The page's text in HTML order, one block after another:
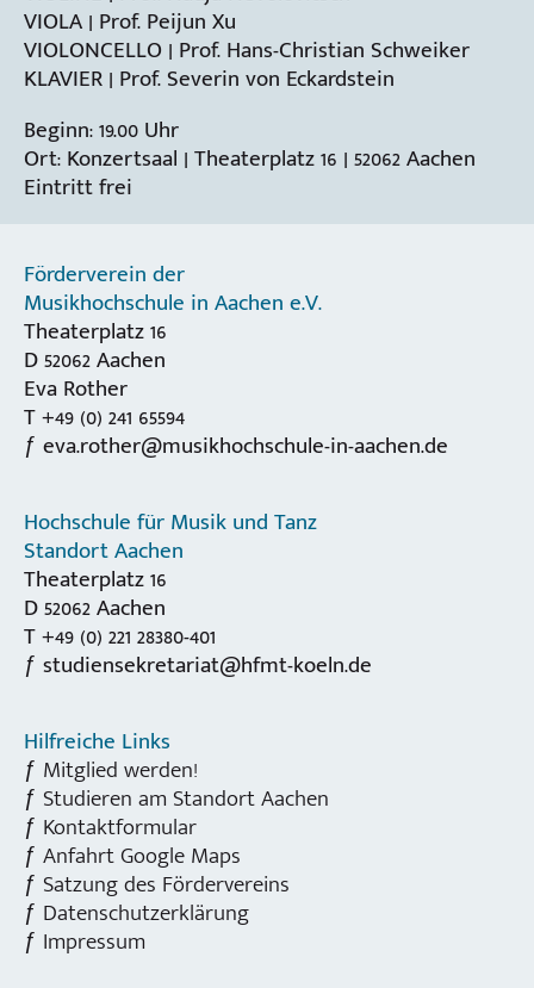
VIOLA | Prof. Peijun Xu
VIOLONCELLO | Prof. Hans-Christian Schweiker
KLAVIER | Prof. Severin von Eckardstein
Beginn: 19.00 Uhr
Ort: Konzertsaal | Theaterplatz 16 | 52062 Aachen
Eintritt frei
Förderverein der
Musikhochschule in Aachen e.V.
Theaterplatz 16
D 52062 Aachen
Eva Rother
T +49 (0) 241 65594
eva.rother@musikhochschule-in-aachen.de
Hochschule für Musik und Tanz
Standort Aachen
Theaterplatz 16
D 52062 Aachen
T +49 (0) 221 28380-401
studiensekretariat@hfmt-koeln.de
Hilfreiche Links
Mitglied werden!
Studieren am Standort Aachen
Kontaktformular
Anfahrt Google Maps
Satzung des Fördervereins
Datenschutzerklärung
Impressum